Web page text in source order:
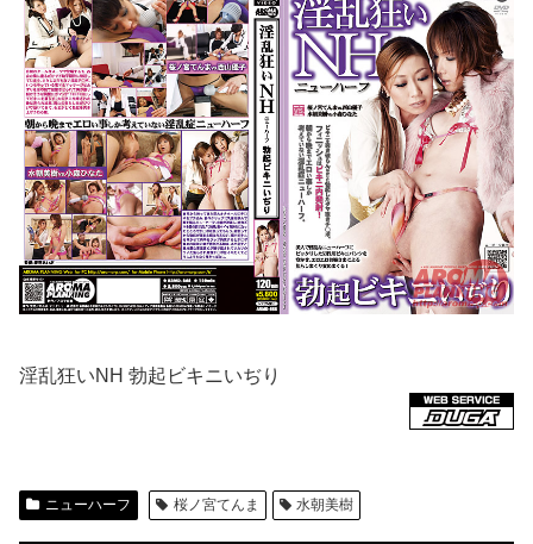
淫乱狂いNH 勃起ビキニいぢり
ニューハーフ 桜ノ宮てんま 水朝美樹